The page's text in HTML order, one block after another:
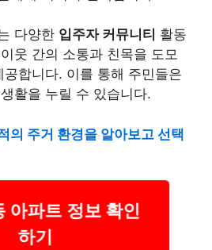
다양한 입주자 커뮤니티 활동
웃 간의 소통과 친목을 도모
합니다. 이를 통해 주민들은
활을 누릴 수 있습니다.
의 주거 환경을 알아보고 선택
아파트 정보 확인
하기